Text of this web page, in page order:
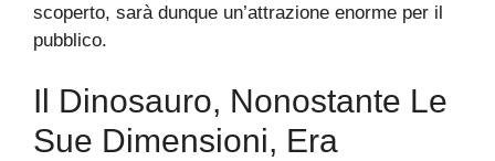
scoperto, sarà dunque un’attrazione enorme per il
pubblico.
Il Dinosauro, Nonostante Le
Sue Dimensioni, Era